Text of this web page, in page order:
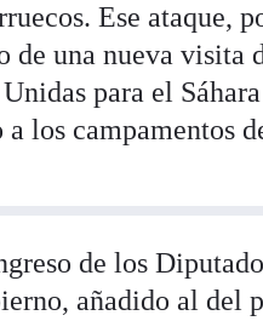
Ese ataque,
de una nueva visita
para el
los campamentos
de los
añadido al del